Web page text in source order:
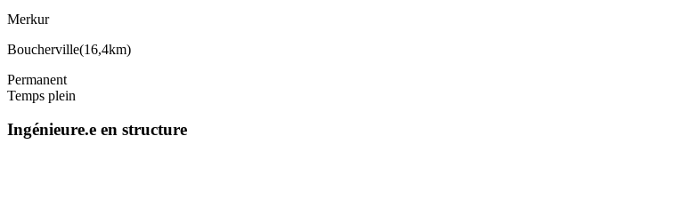
Merkur
Boucherville(16,4km)
Permanent
Temps plein
Ingénieure.e en structure